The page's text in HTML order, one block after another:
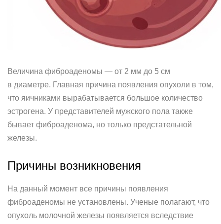
Величина фиброаденомы — от 2 мм до 5 см
в диаметре. Главная причина появления опухоли в том,
что яичниками вырабатывается большое количество
эстрогена. У представителей мужского пола также
бывает фиброаденома, но только предстательной
железы.
Причины возникновения
На данный момент все причины появления
фиброаденомы не установлены. Ученые полагают, что
опухоль молочной железы появляется вследствие